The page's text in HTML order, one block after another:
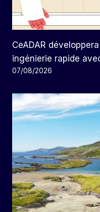
CeADAR
ingénierie rapide
07/08/2026